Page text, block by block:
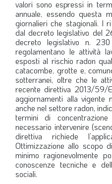
valori sono espressi in
annuale, essendo questa
giornalieri che stagionali. I
dal decreto legislativo del
decreto legislativo n.
regolamentano le attività
esposti al rischio radon
catacombe, grotte e,
sotterranei, oltre che le
recente direttiva 2013/59/
aggiornamenti alla vigente
anche nel settore radon,
termini di
necessario intervenire
direttiva richiede
Ottimizzazione allo scopo
minimo ragionevolmente
conoscenze tecniche e
sociali.